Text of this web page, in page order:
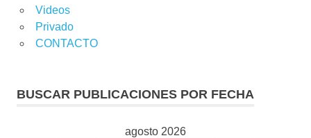
Videos
Privado
CONTACTO
BUSCAR PUBLICACIONES POR FECHA
agosto 2026